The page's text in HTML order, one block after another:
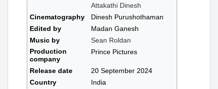
Attakathi Dinesh
Cinematography
Dinesh Purushothaman
Edited by
Madan Ganesh
Music by
Sean Roldan
Production
company
Prince Pictures
Release date
20 September 2024
Country
India